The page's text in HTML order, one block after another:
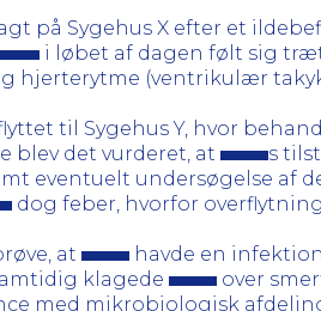
på Sygehus X efter et
i løbet af dagen følt sig
hjerterytme (ventrikulær
til Sygehus Y, hvor
blev det vurderet, at
s
eventuelt undersøgelse af
dog feber, hvorfor
at
havde en
klagede
over
med mikrobiologisk